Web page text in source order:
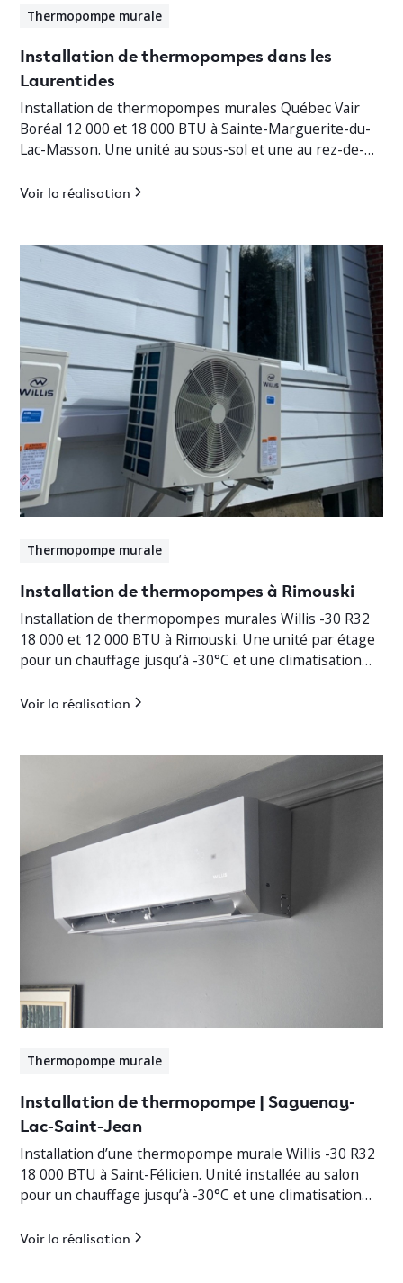
Thermopompe murale
Installation de thermopompes dans les
Laurentides
Installation de thermopompes murales Québec Vair
Boréal 12 000 et 18 000 BTU à Sainte-Marguerite-du-
Lac-Masson. Une unité au sous-sol et une au rez-de-
Voir la réalisation
Thermopompe murale
Installation de thermopompes à Rimouski
Installation de thermopompes murales Willis -30 R32
18 000 et 12 000 BTU à Rimouski. Une unité par étage
pour un chauffage jusqu’à -30°C et une climatisation
Voir la réalisation
Thermopompe murale
Installation de thermopompe | Saguenay-
Lac-Saint-Jean
Installation d’une thermopompe murale Willis -30 R32
18 000 BTU à Saint-Félicien. Unité installée au salon
pour un chauffage jusqu’à -30°C et une climatisation
Voir la réalisation